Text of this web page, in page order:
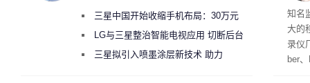
移
知名
大的
录仪
ber
三星中国开始收缩手机布局：30万元
月销售额不达标门店 将被逐步清退
LG与三星整治智能电视应用 切断后台
偷偷共享带宽的违规行为
三星拟引入喷墨涂层新技术 助力